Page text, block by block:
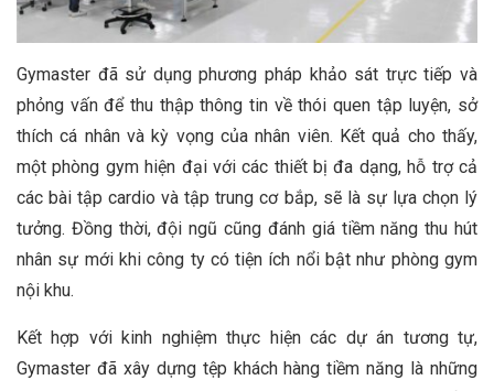
Gymaster đã sử dụng phương pháp khảo sát trực tiếp và
phỏng vấn để thu thập thông tin về thói quen tập luyện, sở
thích cá nhân và kỳ vọng của nhân viên. Kết quả cho thấy,
một phòng gym hiện đại với các thiết bị đa dạng, hỗ trợ cả
các bài tập cardio và tập trung cơ bắp, sẽ là sự lựa chọn lý
tưởng. Đồng thời, đội ngũ cũng đánh giá tiềm năng thu hút
nhân sự mới khi công ty có tiện ích nổi bật như phòng gym
nội khu.
Kết hợp với kinh nghiệm thực hiện các dự án tương tự,
Gymaster đã xây dựng tệp khách hàng tiềm năng là những